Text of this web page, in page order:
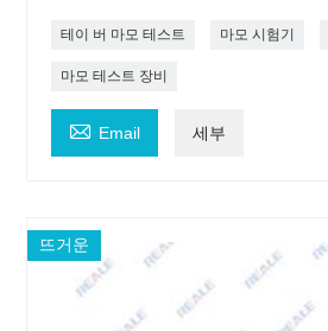
테이 버 마모 테스트 마모 시험기
마모 테스트 장비
 Email 세부
뜨거운